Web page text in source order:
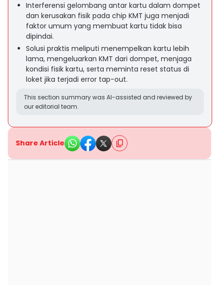
Interferensi gelombang antar kartu dalam dompet
dan kerusakan fisik pada chip KMT juga menjadi
faktor umum yang membuat kartu tidak bisa
dipindai.
Solusi praktis meliputi menempelkan kartu lebih
lama, mengeluarkan KMT dari dompet, menjaga
kondisi fisik kartu, serta meminta reset status di
loket jika terjadi error tap-out.
This section summary was AI-assisted and reviewed by
our editorial team.
Share Article